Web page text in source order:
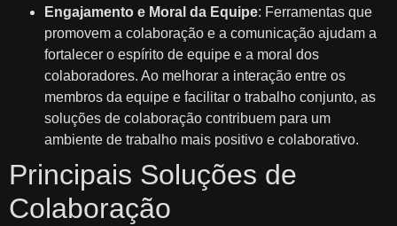
Engajamento e Moral da Equipe: Ferramentas que
promovem a colaboração e a comunicação ajudam a
fortalecer o espírito de equipe e a moral dos
colaboradores. Ao melhorar a interação entre os
membros da equipe e facilitar o trabalho conjunto, as
soluções de colaboração contribuem para um
ambiente de trabalho mais positivo e colaborativo.
Principais Soluções de
Colaboração